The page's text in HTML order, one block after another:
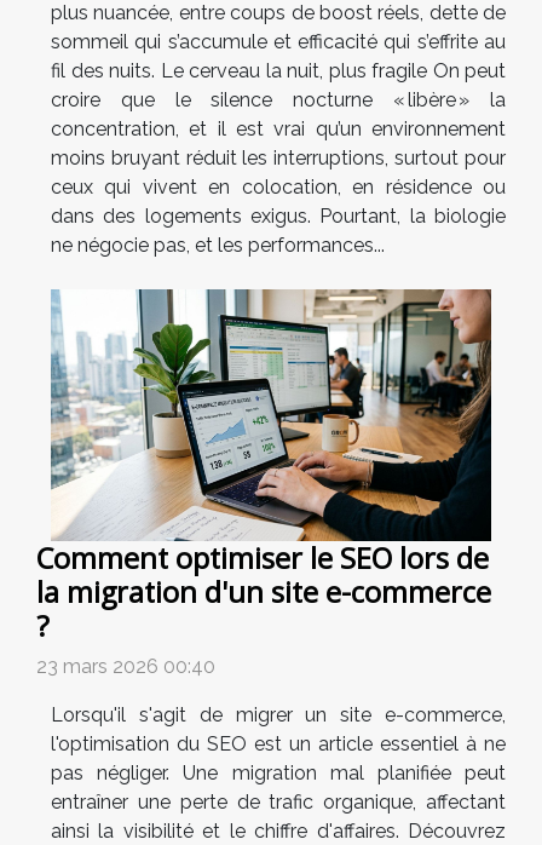
plus nuancée, entre coups de boost réels, dette de
sommeil qui s’accumule et efficacité qui s’effrite au
fil des nuits. Le cerveau la nuit, plus fragile On peut
croire que le silence nocturne « libère » la
concentration, et il est vrai qu’un environnement
moins bruyant réduit les interruptions, surtout pour
ceux qui vivent en colocation, en résidence ou
dans des logements exigus. Pourtant, la biologie
ne négocie pas, et les performances...
Comment optimiser le SEO lors de
la migration d'un site e-commerce
?
23 mars 2026 00:40
Lorsqu'il s'agit de migrer un site e-commerce,
l'optimisation du SEO est un article essentiel à ne
pas négliger. Une migration mal planifiée peut
entraîner une perte de trafic organique, affectant
ainsi la visibilité et le chiffre d'affaires. Découvrez